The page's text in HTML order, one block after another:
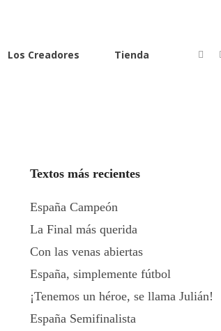
Los Creadores Tienda
Textos más recientes
España Campeón
La Final más querida
Con las venas abiertas
España, simplemente fútbol
¡Tenemos un héroe, se llama Julián!
España Semifinalista